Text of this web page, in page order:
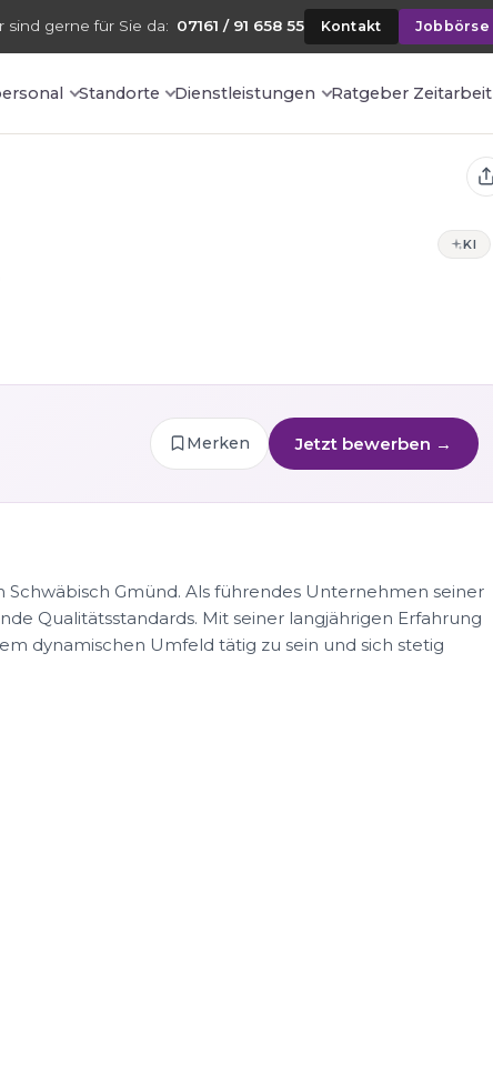
sind gerne für Sie da: 07161 / 91 658 55 Kontakt Jobbörse
Standorte Dienstleistungen Ratgeber Zeitarbeit
KI
Merken Jetzt bewerben →
Gmünd. Als führendes Unternehmen seiner
Qualitätsstandards. Mit seiner langjährigen Erfahrung
dynamischen Umfeld tätig zu sein und sich stetig